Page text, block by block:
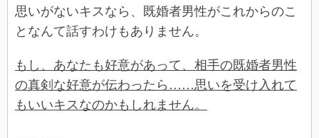
思いがないキスなら、既婚者男性がこれからのこ
となんて話すわけもありません。
もし、あなたも好意があって、相手の既婚者男性
の真剣な好意が伝わったら……思いを受け入れて
もいいキスなのかもしれません。